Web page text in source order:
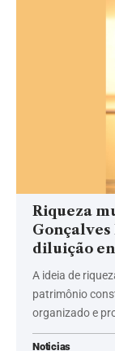
Riqueza
diluição
A ideia de
patrimônio
organizado e
Noticias